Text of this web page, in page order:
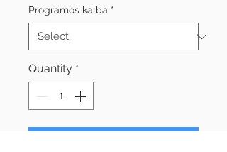
Programos kalba *
Quantity *